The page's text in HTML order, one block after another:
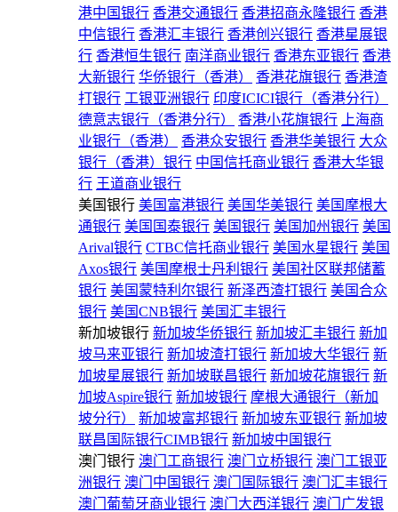
港中国银行 香港交通银行 香港招商永隆银行 香港
中信银行 香港汇丰银行 香港创兴银行 香港星展银
行 香港恒生银行 南洋商业银行 香港东亚银行 香港
大新银行 华侨银行（香港） 香港花旗银行 香港渣
打银行 工银亚洲银行 印度ICICI银行（香港分行）
德意志银行（香港分行）
香港小花旗银行
上海商
业银行（香港）
香港众安银行 香港华美银行 大众
银行（香港）银行 中国信托商业银行 香港大华银
行 王道商业银行
美国银行 美国富港银行 美国华美银行 美国摩根大
通银行 美国国泰银行 美国银行 美国加州银行 美国
Arival银行 CTBC信托商业银行 美国水星银行 美国
Axos银行 美国摩根士丹利银行 美国社区联邦储蓄
银行 美国蒙特利尔银行 新泽西渣打银行 美国合众
银行 美国CNB银行 美国汇丰银行
新加坡银行 新加坡华侨银行 新加坡汇丰银行 新加
坡马来亚银行 新加坡渣打银行 新加坡大华银行 新
加坡星展银行 新加坡联昌银行 新加坡花旗银行 新
加坡Aspire银行 新加坡银行 摩根大通银行（新加
坡分行）
新加坡富邦银行 新加坡东亚银行 新加坡
联昌国际银行CIMB银行 新加坡中国银行
澳门银行 澳门工商银行 澳门立桥银行 澳门工银亚
洲银行 澳门中国银行 澳门国际银行 澳门汇丰银行
澳门葡萄牙商业银行 澳门大西洋银行 澳门广发银